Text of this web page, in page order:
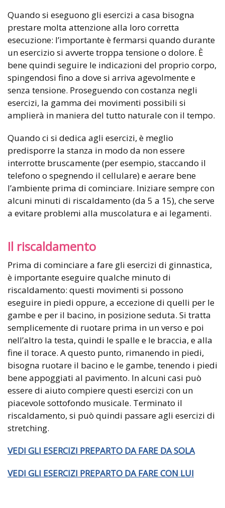
Quando si eseguono gli esercizi a casa bisogna
prestare molta attenzione alla loro corretta
esecuzione: l’importante è fermarsi quando durante
un esercizio si avverte troppa tensione o dolore. È
bene quindi seguire le indicazioni del proprio corpo,
spingendosi fino a dove si arriva agevolmente e
senza tensione. Proseguendo con costanza negli
esercizi, la gamma dei movimenti possibili si
amplierà in maniera del tutto naturale con il tempo.
Quando ci si dedica agli esercizi, è meglio
predisporre la stanza in modo da non essere
interrotte bruscamente (per esempio, staccando il
telefono o spegnendo il cellulare) e aerare bene
l’ambiente prima di cominciare. Iniziare sempre con
alcuni minuti di riscaldamento (da 5 a 15), che serve
a evitare problemi alla muscolatura e ai legamenti.
Il riscaldamento
Prima di cominciare a fare gli esercizi di ginnastica,
è importante eseguire qualche minuto di
riscaldamento: questi movimenti si possono
eseguire in piedi oppure, a eccezione di quelli per le
gambe e per il bacino, in posizione seduta. Si tratta
semplicemente di ruotare prima in un verso e poi
nell’altro la testa, quindi le spalle e le braccia, e alla
fine il torace. A questo punto, rimanendo in piedi,
bisogna ruotare il bacino e le gambe, tenendo i piedi
bene appoggiati al pavimento. In alcuni casi può
essere di aiuto compiere questi esercizi con un
piacevole sottofondo musicale. Terminato il
riscaldamento, si può quindi passare agli esercizi di
stretching.
VEDI GLI ESERCIZI PREPARTO DA FARE DA SOLA
VEDI GLI ESERCIZI PREPARTO DA FARE CON LUI